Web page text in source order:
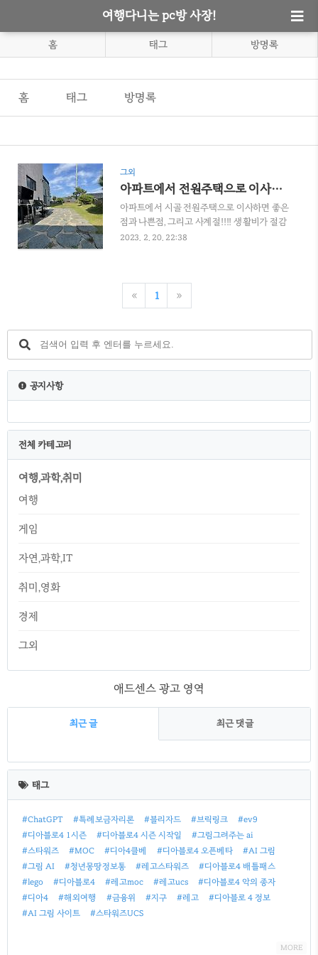
여행다니는 pc방 사장!
홈 태그 방명록
홈 태그 방명록
그외
아파트에서 전원주택으로 이사가면 좋은점,나쁜점 그리고 사계절!!
아파트에서 시골 전원주택으로 이사하면 좋은
점과 나쁜점, 그리고 사계절!!!! 생활비가 절감
됩니다: 시골 지역의 생활비는 일반적으로 대
택으로 이사하면 좋은점. 평화로운 환경: 시골
지역은 대도시의 분주함에서 벗어나 평화롭고
환경: 농촌 지역은 다음을 제공합니다 더 깨끗
밀한 공동체를 가지고 있습니다. 이것은 ..
2023. 2. 20. 22:38
« 1 »
공지사항
전체 카테고리
여행,과학,취미
여행
게임
자연,과학,IT
취미,영화
경제
그외
애드센스 광고 영역
최근 글 최근 댓글
최
근
글
태그
#ChatGPT #특례보금자리론 #블리자드 #브릭링크
#ev9
#디아블로4 1시즌
#디아블로4 시즌 시작일
#그림그려주는 ai
#스타워즈
#MOC #디아4클베 #디아블로4 오픈베타
#AI 그림
#그림 AI
#청년몽땅정보통 #레고스타워즈
#디아블로4 배틀패스
#lego
#디아블로4 #레고moc #레고ucs
#디아블로4 악의 종자
#디아4
#해외여행 #금융위 #지구 #레고
#디아블로 4 정보
#AI 그림 사이트
#스타워즈UCS
MORE